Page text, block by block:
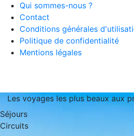
Qui sommes-nous ?
Contact
Conditions générales
Politique de confidentialité
Mentions légales
Les voyages les plus beaux aux
Séjours
Circuits